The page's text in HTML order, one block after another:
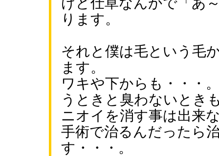
ります。
それと僕は毛という毛
ます。
ワキや下からも・・・
うときと臭わないとき
ニオイを消す事は出来
手術で治るんだったら
す・・・。